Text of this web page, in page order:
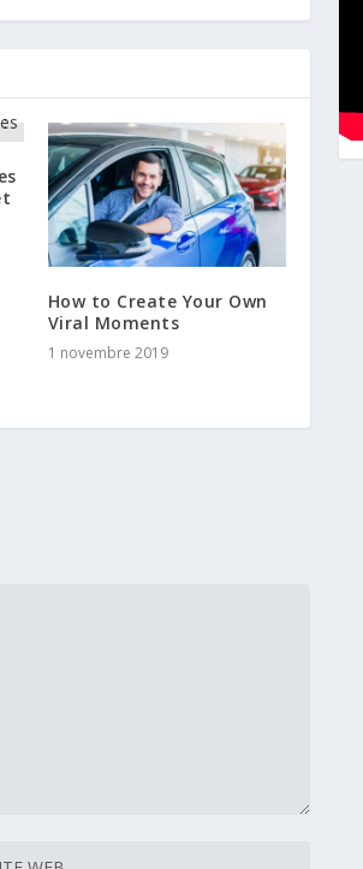
How to Create Your Own
Viral Moments
1 novembre 2019